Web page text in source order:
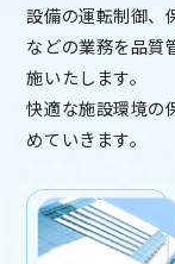
設備の運転制御、
などの業務を品質
施いたします。
快適な施設環境の
めていきます。